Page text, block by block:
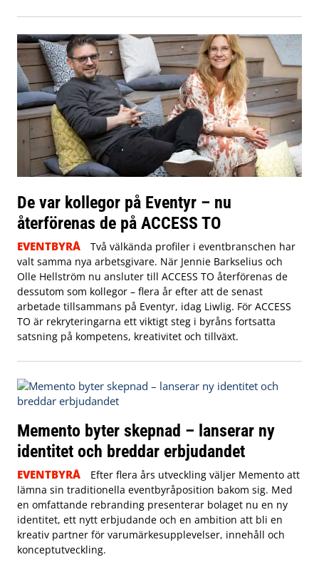
De var kollegor på Eventyr – nu
återförenas de på ACCESS TO
EVENTBYRÅ
Två välkända profiler i eventbranschen har
valt samma nya arbetsgivare. När Jennie Barkselius och
Olle Hellström nu ansluter till ACCESS TO återförenas de
dessutom som kollegor – flera år efter att de senast
arbetade tillsammans på Eventyr, idag Liwlig. För ACCESS
TO är rekryteringarna ett viktigt steg i byråns fortsatta
satsning på kompetens, kreativitet och tillväxt.
Memento byter skepnad – lanserar ny
identitet och breddar erbjudandet
EVENTBYRÅ
Efter flera års utveckling väljer Memento att
lämna sin traditionella eventbyråposition bakom sig. Med
en omfattande rebranding presenterar bolaget nu en ny
identitet, ett nytt erbjudande och en ambition att bli en
kreativ partner för varumärkesupplevelser, innehåll och
konceptutveckling.